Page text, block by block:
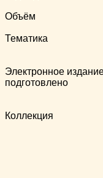
Объём
Тематика
Электронное
подготовлено
Коллекция